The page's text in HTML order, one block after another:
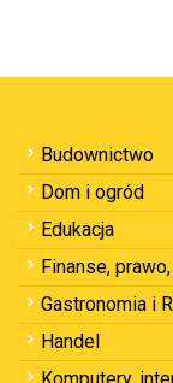
Budownictwo
Dom i ogród
Edukacja
Finanse,
Gastronomia i
Handel
Komputery,